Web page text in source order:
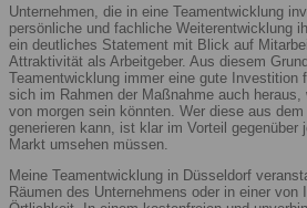
Unternehmen, die in eine Teamentwicklung
persönliche und fachliche Weiterentwicklung
ein deutliches Statement mit Blick auf
Attraktivität als Arbeitgeber. Aus diesem
Teamentwicklung immer eine gute
sich im Rahmen der Maßnahme auch heraus,
von morgen sein könnten. Wer diese aus
generieren kann, ist klar im Vorteil gegenüber
Markt umsehen müssen.
Meine Teamentwicklung in Düsseldorf
Räumen des Unternehmens oder in einer von